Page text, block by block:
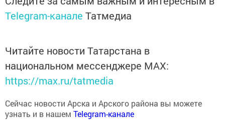
Telegram-канале Татмедиа
Читайте новости Татарстана в
национальном мессенджере MАХ:
https://max.ru/tatmedia
Сейчас новости Арска и Арского района вы можете
узнать и в нашем Telegram-канале